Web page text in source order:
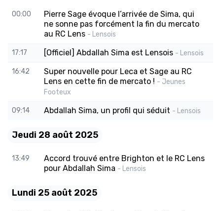
00:00
Pierre Sage évoque l’arrivée de Sima, qui
ne sonne pas forcément la fin du mercato
au RC Lens - Lensois
17:17 [Officiel] Abdallah Sima est Lensois - Lensois
16:42
Super nouvelle pour Leca et Sage au RC
Lens en cette fin de mercato ! - Jeunes
Footeux
09:14 Abdallah Sima, un profil qui séduit - Lensois
Jeudi 28 août 2025
13:49
Accord trouvé entre Brighton et le RC Lens
pour Abdallah Sima - Lensois
Lundi 25 août 2025